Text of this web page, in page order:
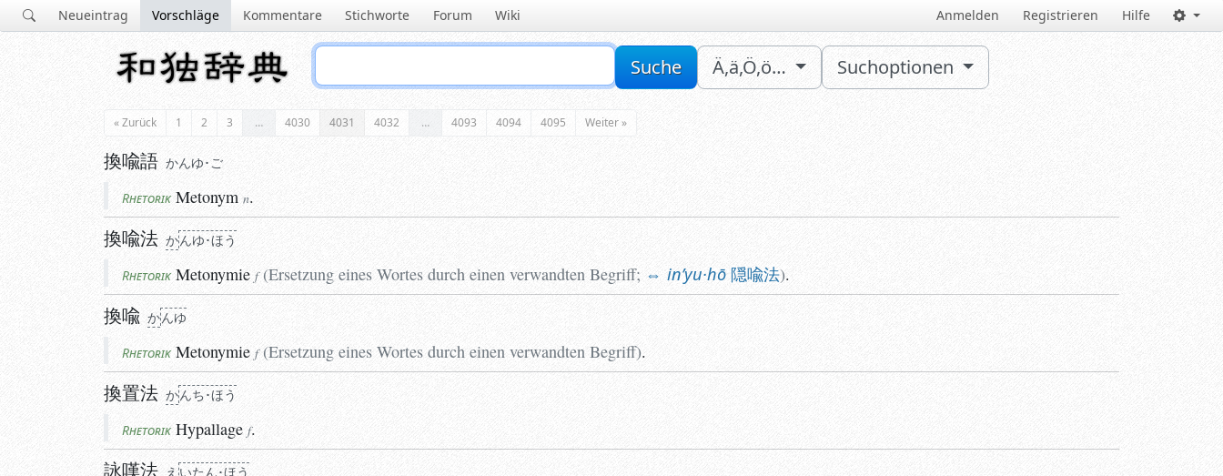
Neueintrag Vorschläge Kommentare Stichworte Forum Wiki Anmelden Registrieren Hilfe
Suche Ä,ä,Ö,ö… Suchoptionen
« Zurück 1 2 3 … 4030 4031 4032 … 4093 4094 4095 Weiter »
換喩語 かんゆ･ご
Rhetorik Metonym n.
換喩法 かんゆ･ほう
Rhetorik Metonymie f (Ersetzung eines Wortes durch einen verwandten Begriff; inʼyu·hō 隠喩法).
換喩 かんゆ
Rhetorik Metonymie f (Ersetzung eines Wortes durch einen verwandten Begriff).
換置法 かんち･ほう
Rhetorik Hypallage f.
詠嘆法 え いたん･ほう